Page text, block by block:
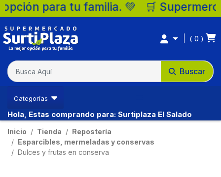
🛒 Supermercados Surtiplaza,
Buscar
0
Categorías
Hola, Estas comprando para: Surtiplaza El Salado
Inicio Tienda
Repostería
Esparcibles, mermeladas y conservas
Dulces y frutas en conserva